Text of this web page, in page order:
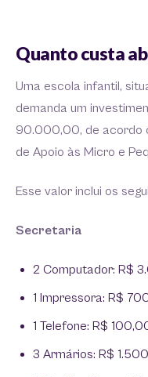
Quanto custa
Uma escola infantil,
demanda um
90.000,00, de acordo
de Apoio às Micro e
Esse valor inclui os
Secretaria
2 Computador: R$
1 Impressora: R$
1 Telefone: R$
3 Armários: R$